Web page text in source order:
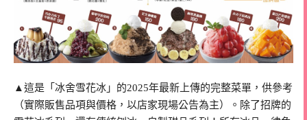
▲這是「冰舍雪花冰」的2025年最新上傳的完整菜單，供參考
（實際販售品項與價格，以店家現場公告為主）。除了招牌的